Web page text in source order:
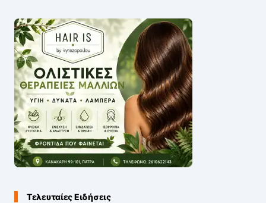
Τελευταίες Ειδήσεις